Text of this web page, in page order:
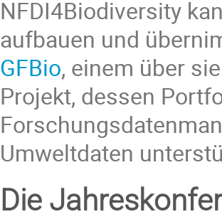
NFDI4Biodiversity
aufbauen und
GFBio, einem über
Projekt, dessen
Umweltdaten
Die